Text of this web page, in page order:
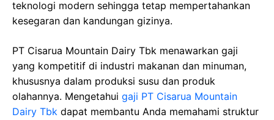
teknologi modern sehingga tetap mempertahankan
kesegaran dan kandungan gizinya.
PT Cisarua Mountain Dairy Tbk menawarkan gaji
yang kompetitif di industri makanan dan minuman,
khususnya dalam produksi susu dan produk
olahannya. Mengetahui gaji PT Cisarua Mountain
Dairy Tbk dapat membantu Anda memahami struktur